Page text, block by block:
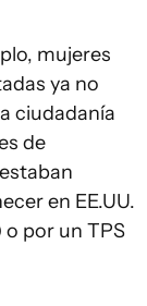
mujeres
ya no
ciudadanía
de
en EE.UU.
por un TPS